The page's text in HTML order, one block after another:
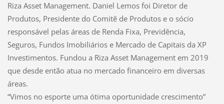
Riza Asset Management. Daniel Lemos foi Diretor de
Produtos, Presidente do Comitê de Produtos e o sócio
responsável pelas áreas de Renda Fixa, Previdência,
Seguros, Fundos Imobiliários e Mercado de Capitais da XP
Investimentos. Fundou a Riza Asset Management em 2019
que desde então atua no mercado financeiro em diversas
áreas.
“Vimos no esporte uma ótima oportunidade crescimento”